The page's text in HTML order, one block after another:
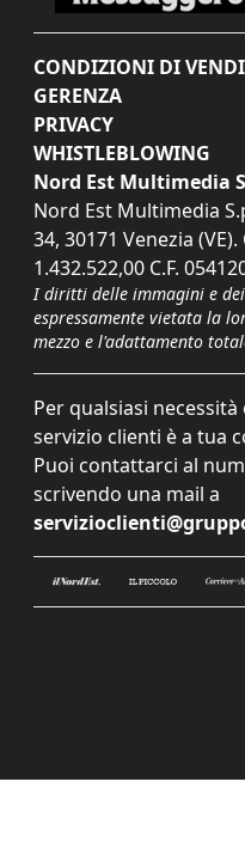
CONDIZIONI DI
GERENZA
PRIVACY
WHISTLEBLOWING
Nord Est Multimedia
Nord Est Multimedia
34, 30171 Venezia
1.432.522,00 C.F.
I diritti delle immagini e
espressamente vietata la
mezzo e l'adattamento
Per qualsiasi
servizio clienti è a tua
Puoi contattarci al
scrivendo una mail a